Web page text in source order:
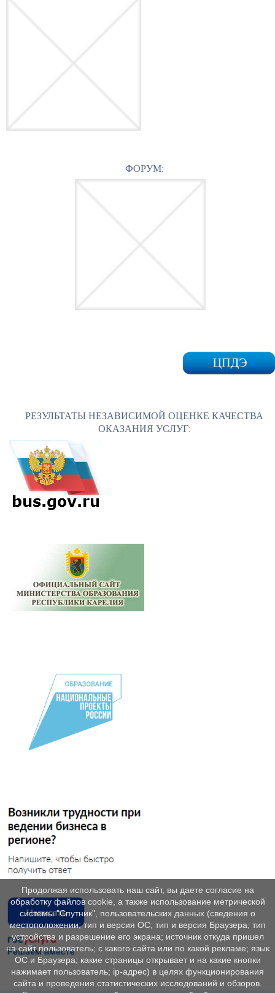
ФОРУМ:
РЕЗУЛЬТАТЫ НЕЗАВИСИМОЙ ОЦЕНКЕ КАЧЕСТВА
ОКАЗАНИЯ УСЛУГ:
Продолжая использовать наш сайт, вы даете согласие на
обработку файлов cookie, а также использование метрической
системы "Спутник", пользовательских данных (сведения о
местоположении; тип и версия ОС; тип и версия Браузера; тип
устройства и разрешение его экрана; источник откуда пришел
на сайт пользователь; с какого сайта или по какой рекламе; язык
ОС и Браузера; какие страницы открывает и на какие кнопки
нажимает пользователь; ip-адрес) в целях функционирования
сайта и проведения статистических исследований и обзоров.